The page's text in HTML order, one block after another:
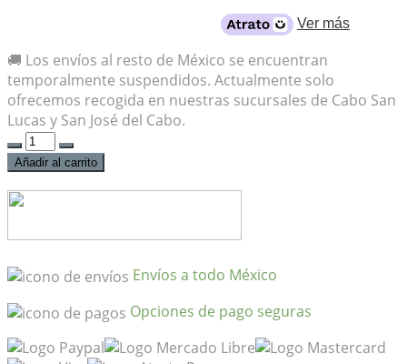
Ver más
🚚 Los envíos al resto de México se encuentran
temporalmente suspendidos. Actualmente solo
ofrecemos recogida en nuestras sucursales de Cabo San
Lucas y San José del Cabo.
BOSS
BCB-
Pedalboard
Añadir al carrito
Envíos a todo México
Opciones de pago seguras